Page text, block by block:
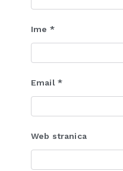
Ime *
Email *
Web stranica